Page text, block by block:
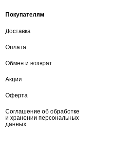
Покупателям
Доставка
Оплата
Обмен и возврат
Акции
Оферта
Соглашение об обработке
и хранении персональных
данных